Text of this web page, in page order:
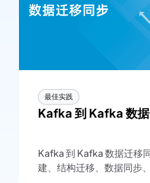
最佳实践
Kafka 到 Kafka 数
Kafka 到 Kafka 数据迁移
建、结构迁移、数据同步